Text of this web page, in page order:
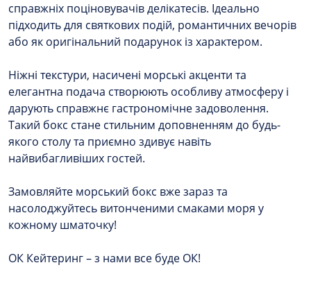
справжніх поціновувачів делікатесів. Ідеально
підходить для святкових подій, романтичних вечорів
або як оригінальний подарунок із характером.
Ніжні текстури, насичені морські акценти та
елегантна подача створюють особливу атмосферу і
дарують справжнє гастрономічне задоволення.
Такий бокс стане стильним доповненням до будь-
якого столу та приємно здивує навіть
найвибагливіших гостей.
Замовляйте морський бокс вже зараз та
насолоджуйтесь витонченими смаками моря у
кожному шматочку!
ОК Кейтеринг – з нами все буде ОК!